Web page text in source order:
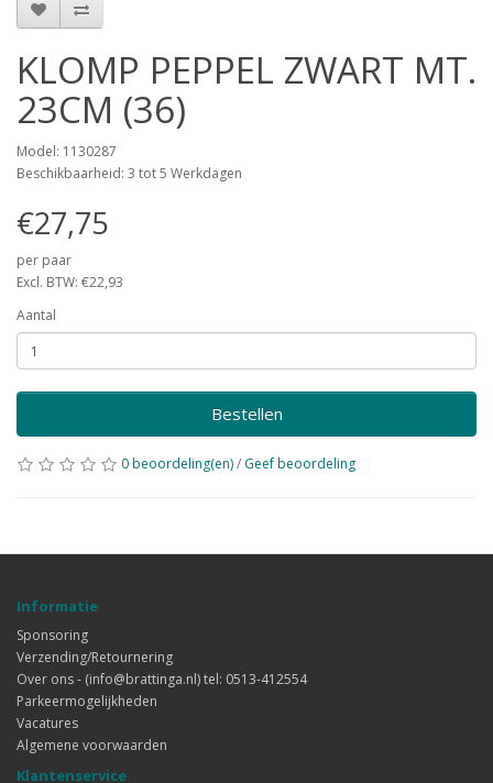
KLOMP PEPPEL ZWART MT.
23CM (36)
Model: 1130287
Beschikbaarheid: 3 tot 5 Werkdagen
€27,75
per paar
Excl. BTW: €22,93
Aantal
Bestellen
0 beoordeling(en)/ Geef beoordeling
Informatie
Sponsoring
Verzending/Retournering
Over ons - (info@brattinga.nl) tel: 0513-412554
Parkeermogelijkheden
Vacatures
Algemene voorwaarden
Klantenservice